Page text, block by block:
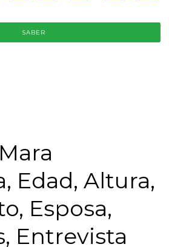
SABER
Edad, Altura,
Esposa,
Entrevista